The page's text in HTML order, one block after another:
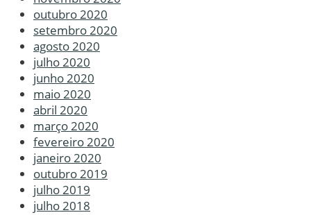
outubro 2020
setembro 2020
agosto 2020
julho 2020
junho 2020
maio 2020
abril 2020
março 2020
fevereiro 2020
janeiro 2020
outubro 2019
julho 2019
julho 2018